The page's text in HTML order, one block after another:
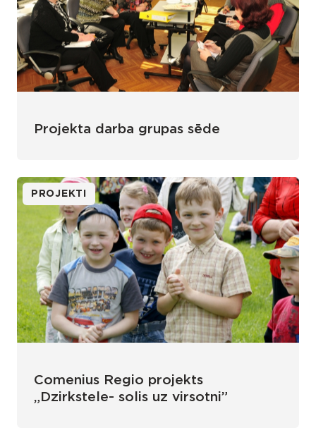
Projekta darba grupas sēde
PROJEKTI
Comenius Regio projekts
„Dzirkstele- solis uz virsotni”